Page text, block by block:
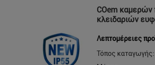
COem καμερών
κλειδαριών
Λεπτομέρειες
Τόπος καταγωγής: